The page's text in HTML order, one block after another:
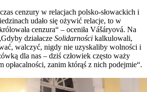
cenzury w relacjach polsko-słowackich i
udało się ożywić relacje, to w
cenzura“ – oceniła Vášáryová. Na
działacze Solidarności kalkulowali,
walczyć, nigdy nie uzyskaliby wolności i
dla nas – dziś człowiek często waży
opłacalności, zanim którąś z nich podejmie“.